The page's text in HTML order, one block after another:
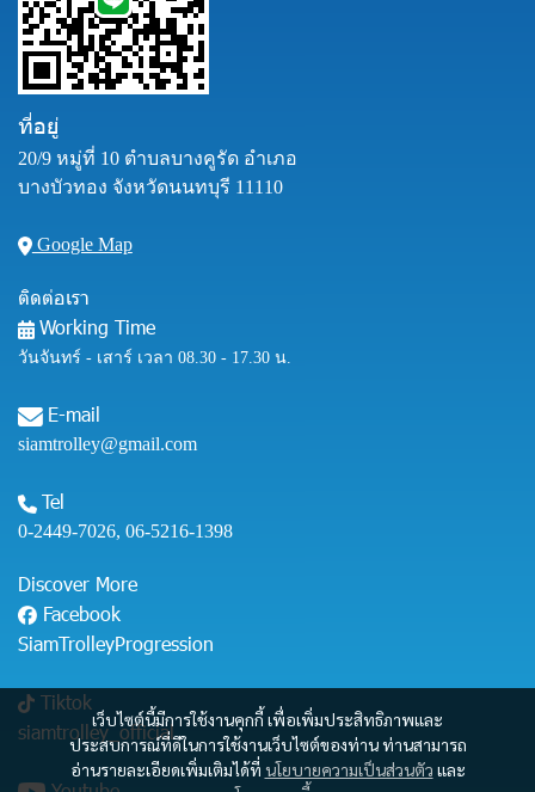
เว็บไซต์นี้มีการใช้งานคุกกี้ เพื่อเพิ่มประสิทธิภาพและ
ประสบการณ์ที่ดีในการใช้งานเว็บไซต์ของท่าน ท่านสามารถ
อ่านรายละเอียดเพิ่มเติมได้ที่ นโยบายความเป็นส่วนตัว และ
ที่อยู่
20/9 หมู่ที่ 10 ตำบลบางคูรัด อำเภอ
บางบัวทอง จังหวัดนนทบุรี 11110
Google Map
ติดต่อเรา
Working Time
วันจันทร์ - เสาร์ เวลา 08.30 - 17.30 น.
E-mail
siamtrolley@gmail.com
Tel
0-2449-7026, 06-5216-1398
Discover More
Facebook
SiamTrolleyProgression
Tiktok
siamtrolley_official